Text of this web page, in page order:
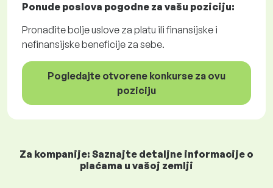
Ponude poslova pogodne za vašu poziciju:
Pronađite bolje uslove za platu ili finansijske i
nefinansijske beneficije za sebe.
Pogledajte otvorene konkurse za ovu
poziciju
Za kompanije: Saznajte detaljne informacije o
plaćama u vašoj zemlji